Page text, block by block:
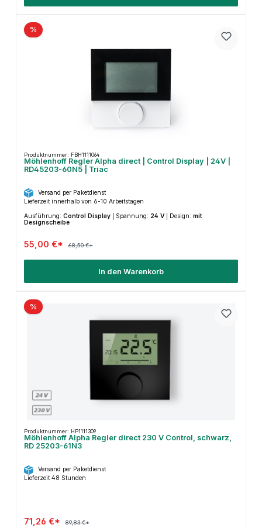
%
Produktnummer: FBH1111064
Möhlenhoff Regler Alpha direct | Control Display | 24V |
RD45203-60N5 | Triac
Versand per Paketdienst
Lieferzeit innerhalb von 6-10 Arbeitstagen
Ausführung: Control Display Spannung: 24 V Design: mit
Designscheibe
55,00 €* 68,50 €*
In den Warenkorb
%
Produktnummer: HP1111309
Möhlenhoff Alpha Regler direct 230 V Control, schwarz,
RD 25203-61N3
Versand per Paketdienst
Lieferzeit 48 Stunden
71,26 €* 89,83 €*